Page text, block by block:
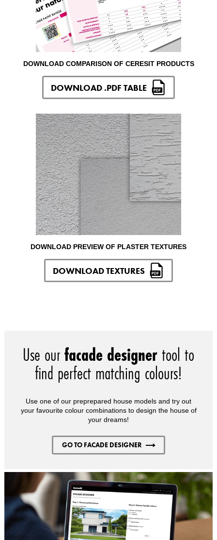
DOWNLOAD COMPARISON OF CERESIT PRODUCTS
DOWNLOAD .PDF TABLE
DOWNLOAD PREVIEW OF PLASTER TEXTURES
DOWNLOAD TEXTURES
Use ourfacade designertool to
find perfect matching colours!
Use one of our preprepared house models and try out
your favourite colour combinations to design the house of
your dreams!
GO TO FACADE DESIGNER